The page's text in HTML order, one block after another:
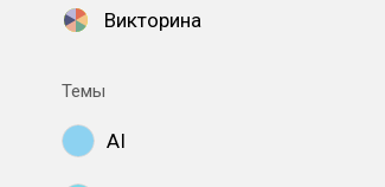
Викторина
Темы
AI